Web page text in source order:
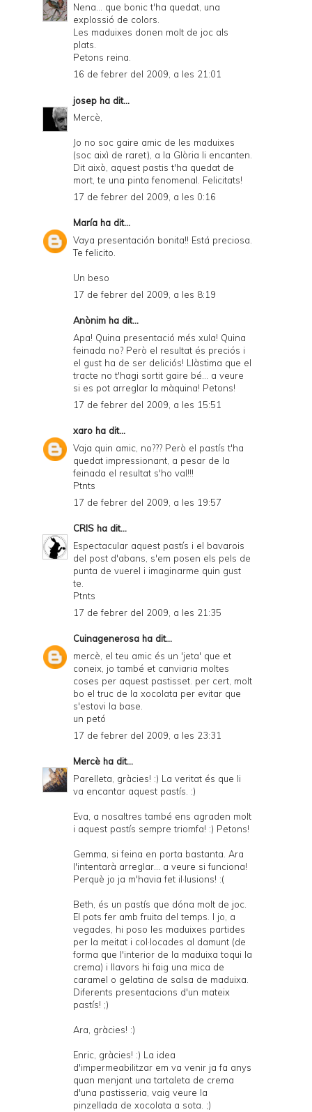
Nena... que bonic t'ha quedat, una
explossió de colors.
Les maduixes donen molt de joc als
plats.
Petons reina.
16 de febrer del 2009, a les 21:01
josep ha dit...
Mercè,
Jo no soc gaire amic de les maduixes
(soc aixì de raret), a la Glòria li encanten.
Dit això, aquest pastis t'ha quedat de
mort, te una pinta fenomenal. Felicitats!
17 de febrer del 2009, a les 0:16
María ha dit...
Vaya presentación bonita!! Está preciosa.
Te felicito.
Un beso
17 de febrer del 2009, a les 8:19
Anònim ha dit...
Apa! Quina presentació més xula! Quina
feinada no? Però el resultat és preciós i
el gust ha de ser deliciós! Llàstima que el
tracte no t'hagi sortit gaire bé... a veure
si es pot arreglar la màquina! Petons!
17 de febrer del 2009, a les 15:51
xaro ha dit...
Vaja quin amic, no??? Però el pastís t'ha
quedat impressionant, a pesar de la
feinada el resultat s'ho val!!!
Ptnts
17 de febrer del 2009, a les 19:57
CRIS ha dit...
Espectacular aquest pastís i el bavarois
del post d'abans, s'em posen els pels de
punta de vuerel i imaginarme quin gust
te.
Ptnts
17 de febrer del 2009, a les 21:35
Cuinagenerosa ha dit...
mercè, el teu amic és un 'jeta' que et
coneix, jo també et canviaria moltes
coses per aquest pastisset. per cert, molt
bo el truc de la xocolata per evitar que
s'estovi la base.
un petó
17 de febrer del 2009, a les 23:31
Mercè ha dit...
Parelleta, gràcies! :) La veritat és que li
va encantar aquest pastís. :)
Eva, a nosaltres també ens agraden molt
i aquest pastís sempre triomfa! :) Petons!
Gemma, si feina en porta bastanta. Ara
l'intentarà arreglar... a veure si funciona!
Perquè jo ja m'havia fet il·lusions! :(
Beth, és un pastís que dóna molt de joc.
El pots fer amb fruita del temps. I jo, a
vegades, hi poso les maduixes partides
per la meitat i col·locades al damunt (de
forma que l'interior de la maduixa toqui la
crema) i llavors hi faig una mica de
caramel o gelatina de salsa de maduixa.
Diferents presentacions d'un mateix
pastís! ;)
Ara, gràcies! :)
Enric, gràcies! :) La idea
d'impermeabilitzar em va venir ja fa anys
quan menjant una tartaleta de crema
d'una pastisseria, vaig veure la
pinzellada de xocolata a sota. ;)